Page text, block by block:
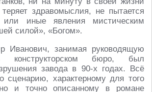
здравомыслия, не пытается
или иные явления мистическим
силой», «Богом».
Иванович, занимая руководящую
конструкторском бюро, был
завода в 90-х годах. Всё
сценарию, характерному для того
и точно описанному в романе